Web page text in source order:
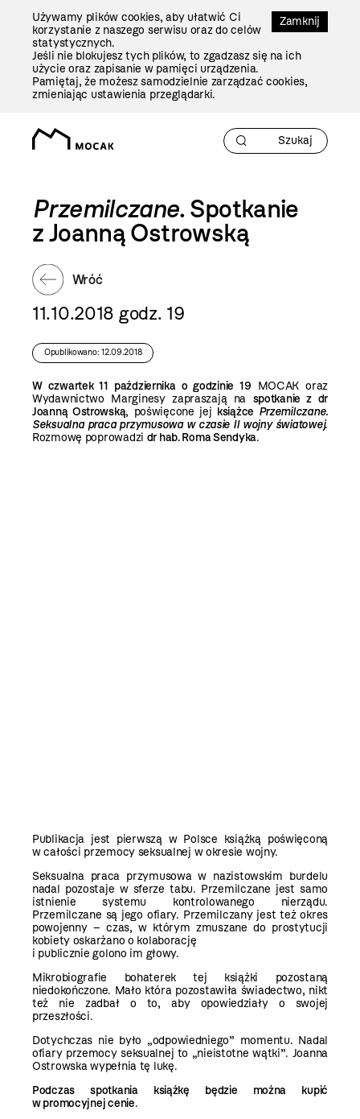
Zamknij
Używamy plików cookies, aby ułatwić Ci
korzystanie z naszego serwisu oraz do celów
statystycznych.
Jeśli nie blokujesz tych plików, to zgadzasz się na ich
użycie oraz zapisanie w pamięci urządzenia.
Pamiętaj, że możesz samodzielnie zarządzać cookies,
zmieniając ustawienia przeglądarki.
Przemilczane. Spotkanie
z Joanną Ostrowską
Wróć
11.10.2018 godz. 19
Opublikowano: 12.09.2018
W czwartek 11 października o godzinie 19 MOCAK oraz
Wydawnictwo Marginesy zapraszają na spotkanie z dr
Joanną Ostrowską, poświęcone jej książce Przemilczane.
Seksualna praca przymusowa w czasie II wojny światowej.
Rozmowę poprowadzi dr hab. Roma Sendyka.
Publikacja jest pierwszą w Polsce książką poświęconą
w całości przemocy seksualnej w okresie wojny.
Seksualna praca przymusowa w nazistowskim burdelu
nadal pozostaje w sferze tabu. Przemilczane jest samo
istnienie systemu kontrolowanego nierządu.
Przemilczane są jego ofiary. Przemilczany jest też okres
powojenny – czas, w którym zmuszane do prostytucji
kobiety oskarżano o kolaborację
i publicznie golono im głowy.
Mikrobiografie bohaterek tej książki pozostaną
niedokończone. Mało która pozostawiła świadectwo, nikt
też nie zadbał o to, aby opowiedziały o swojej
przeszłości.
Dotychczas nie było „odpowiedniego” momentu. Nadal
ofiary przemocy seksualnej to „nieistotne wątki”. Joanna
Ostrowska wypełnia tę lukę.
Podczas spotkania książkę będzie można kupić
w promocyjnej cenie.